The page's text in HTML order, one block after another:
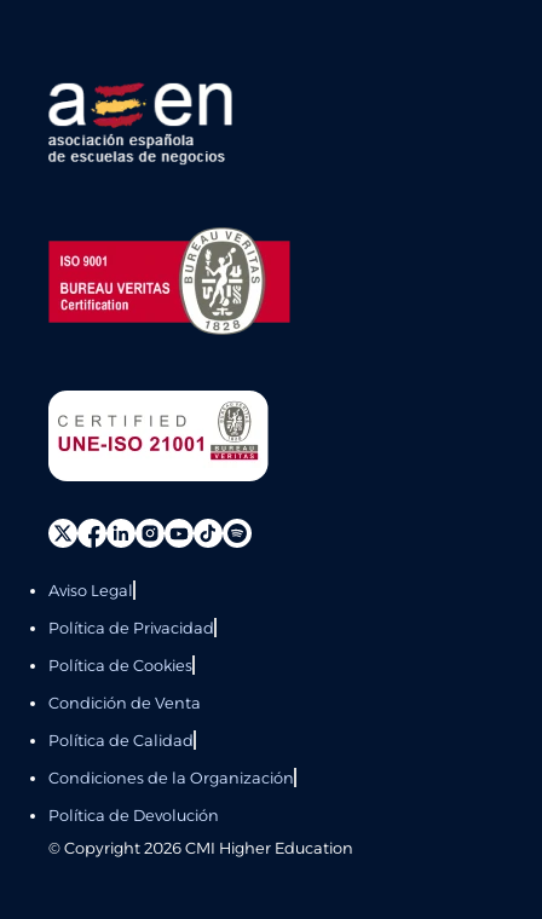
Aviso Legal
Política de Privacidad
Política de Cookies
Condición de Venta
Política de Calidad
Condiciones de la Organización
Política de Devolución
© Copyright2026CMI Higher Education